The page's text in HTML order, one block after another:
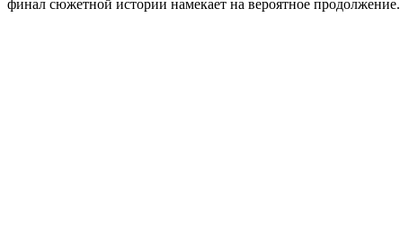
финал сюжетной истории намекает на вероятное продолжение.